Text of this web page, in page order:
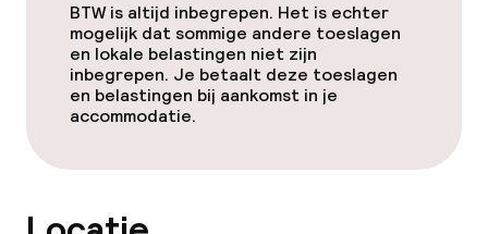
BTW is altijd inbegrepen. Het is echter
mogelijk dat sommige andere toeslagen
en lokale belastingen niet zijn
inbegrepen. Je betaalt deze toeslagen
en belastingen bij aankomst in je
accommodatie.